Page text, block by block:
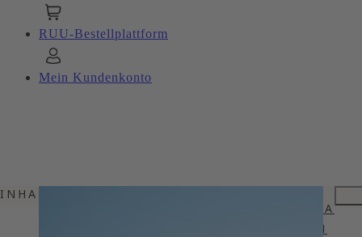
RUU-Bestellplattform
Mein Kundenkonto
INHALTSVERZEICHNIS
ZWISCHEN APENNINEN UND ADRIA
VIELFALT IN WETTER UND BODEN